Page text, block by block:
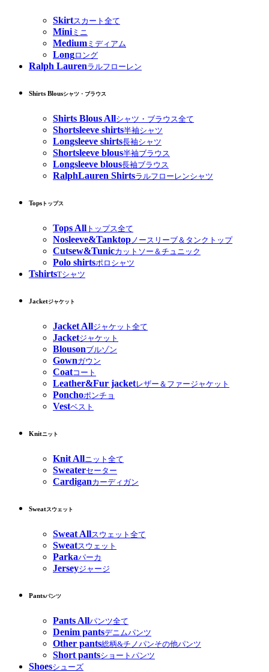
Skirtスカート全て
Miniミニ
Medium ミディアム
Longロング
Ralph Laurenラルフローレン
Shirts Blousシャツ・ブラウス
Shirts Blous Allシャツ・ブラウス全て
Shortsleeve shirts半袖シャツ
Longsleeve shirts長袖シャツ
Shortsleeve blous半袖ブラウス
Longsleeve blous長袖ブラウス
RalphLauren Shirtsラルフローレンシャツ
Tops トップス
Tops All トップス全て
Nosleeve&Tanktop ノースリーブ＆タンクトップ
Cutsew&Tunicカットソー＆チュニック
Polo shirtsポロシャツ
TshirtsTシャツ
Jacketジャケット
Jacket Allジャケット全て
Jacketジャケット
Blousonブルゾン
Gownガウン
Coatコート
Leather&Fur jacketレザー＆ファージャケット
Ponchoポンチョ
Vestベスト
Knitニット
Knit Allニット全て
Sweaterセーター
Cardiganカーディガン
Sweatスウェット
Sweat Allスウェット全て
Sweatスウェット
Parkaパーカ
Jerseyジャージ
Pantsパンツ
Pants Allパンツ全て
Denim pantsデニムパンツ
Other pants総柄&チノパンその他パンツ
Short pantsショートパンツ
Shoesシューズ